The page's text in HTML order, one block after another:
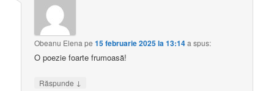
Obeanu Elena pe15 februarie 2025 la 13:14a spus:
O poezie foarte frumoasă!
Răspunde ↓